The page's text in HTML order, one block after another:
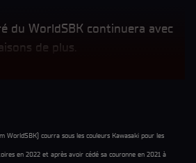
du WorldSBK continuera avec
de plus.
WorldSBK) courra sous les couleurs Kawasaki pour les
en 2022 et après avoir cédé sa couronne en 2021 à